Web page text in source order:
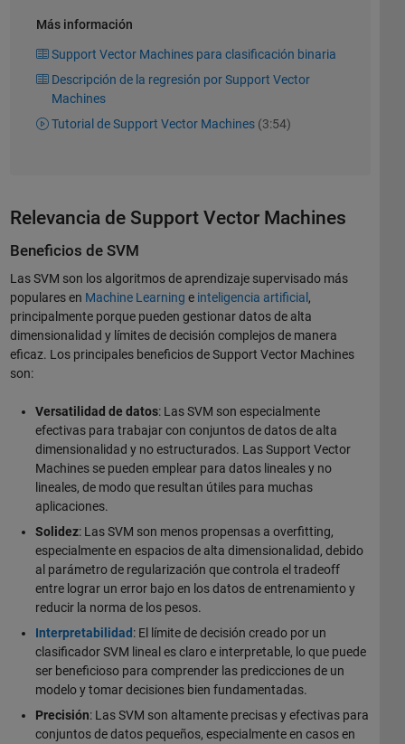
Más información
Support Vector Machines para clasificación binaria
Descripción de la regresión por Support Vector
Machines
Tutorial de Support Vector Machines (3:54)
Relevancia de Support Vector Machines
Beneficios de SVM
Las SVM son los algoritmos de aprendizaje supervisado más
populares en Machine Learning e inteligencia artificial ,
principalmente porque pueden gestionar datos de alta
dimensionalidad y límites de decisión complejos de manera
eficaz. Los principales beneficios de Support Vector Machines
son:
Versatilidad de datos: Las SVM son especialmente
efectivas para trabajar con conjuntos de datos de alta
dimensionalidad y no estructurados. Las Support Vector
Machines se pueden emplear para datos lineales y no
lineales, de modo que resultan útiles para muchas
aplicaciones.
Solidez: Las SVM son menos propensas a overfitting,
especialmente en espacios de alta dimensionalidad, debido
al parámetro de regularización que controla el tradeoff
entre lograr un error bajo en los datos de entrenamiento y
reducir la norma de los pesos.
Interpretabilidad : El límite de decisión creado por un
clasificador SVM lineal es claro e interpretable, lo que puede
ser beneficioso para comprender las predicciones de un
modelo y tomar decisiones bien fundamentadas.
Precisión: Las SVM son altamente precisas y efectivas para
conjuntos de datos pequeños, especialmente en casos en